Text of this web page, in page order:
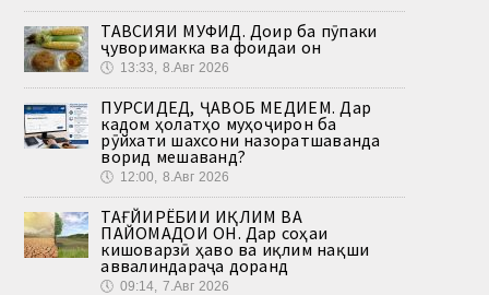
ТАВСИЯИ МУФИД. Доир ба пӯпаки
ҷуворимакка ва фоидаи он
🕔 13:33, 8.Авг 2026
ПУРСИДЕД, ҶАВОБ МЕДИҲЕМ. Дар
кадом ҳолатҳо муҳоҷирон ба
рӯйхати шахсони назоратшаванда
ворид мешаванд?
🕔 12:00, 8.Авг 2026
ТАҒЙИРЁБИИ ИҚЛИМ ВА
ПАЙОМАДҲОИ ОН. Дар соҳаи
кишоварзӣ ҳаво ва иқлим нақши
аввалиндараҷа доранд
🕔 09:14, 7.Авг 2026